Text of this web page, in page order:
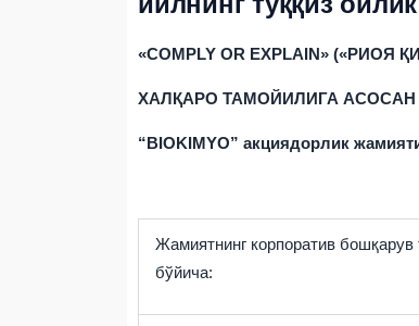
«COMPLY OR EXPLAIN» («РИОЯ Қ
ХАЛҚАРО ТАМОЙИЛИГА
“BIOKIMYO” акциядорлик
Жамиятнинг корпоратив бошқарув
бўйича: